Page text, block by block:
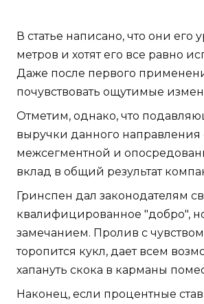
В статье написано, что они его
метров и хотят его все равно
Даже после первого
почувствовать ощутимые
Отметим, однако, что
выручки данного направления
межсегментной и
вклад в общий результат
Гринспен дал законодателям
квалифицированное "добро",
замечанием. Пролив с
торопится кукл, дает всем
хапануть скока в карманы
Наконец, если процентные